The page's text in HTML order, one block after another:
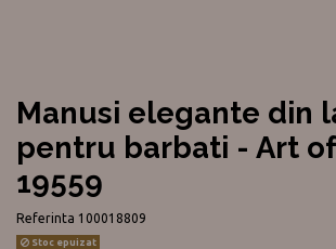
Manusi elegante din
pentru barbati - Art
19559
Referinta 100018809
Stoc epuizat